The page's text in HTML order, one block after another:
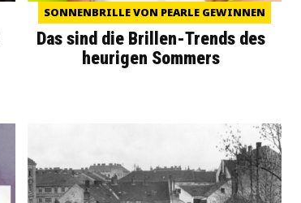
SONNENBRILLE VON PEARLE GEWINNEN
Das sind die Brillen-Trends des
heurigen Sommers